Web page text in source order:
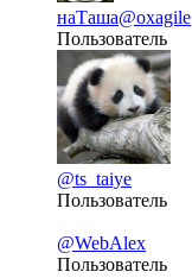
наТаша@oxagile
Пользователь
@ts_taiye
Пользователь
@WebAlex
Пользователь